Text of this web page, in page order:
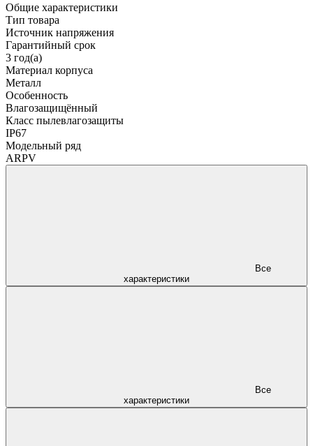
Общие характеристики
Тип товара
Источник напряжения
Гарантийный срок
3 год(а)
Материал корпуса
Металл
Особенность
Влагозащищённый
Класс пылевлагозащиты
IP67
Модельный ряд
ARPV
характеристики
характеристики